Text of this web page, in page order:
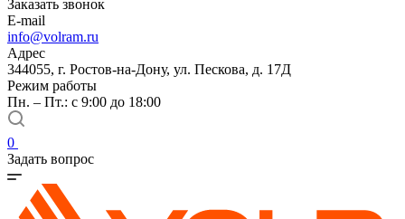
Заказать звонок
E-mail
info@volram.ru
Адрес
344055, г. Ростов-на-Дону, ул. Пескова, д. 17Д
Режим работы
Пн. – Пт.: с 9:00 до 18:00
0
Задать вопрос